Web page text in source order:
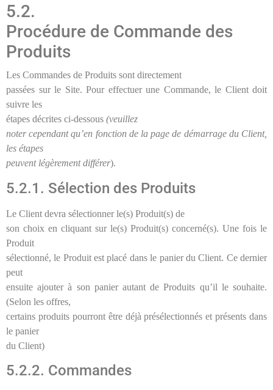
5.2.
Procédure de Commande des
Produits
Les Commandes de Produits sont directement
passées sur le Site. Pour effectuer une Commande, le Client doit
suivre les
étapes décrites ci-dessous (veuillez
noter cependant qu’en fonction de la page de démarrage du Client,
les étapes
peuvent légèrement différer).
5.2.1. Sélection des Produits
Le Client devra sélectionner le(s) Produit(s) de
son choix en cliquant sur le(s) Produit(s) concerné(s). Une fois le
Produit
sélectionné, le Produit est placé dans le panier du Client. Ce dernier
peut
ensuite ajouter à son panier autant de Produits qu’il le souhaite.
(Selon les offres,
certains produits pourront être déjà présélectionnés et présents dans
le panier
du Client)
5.2.2. Commandes